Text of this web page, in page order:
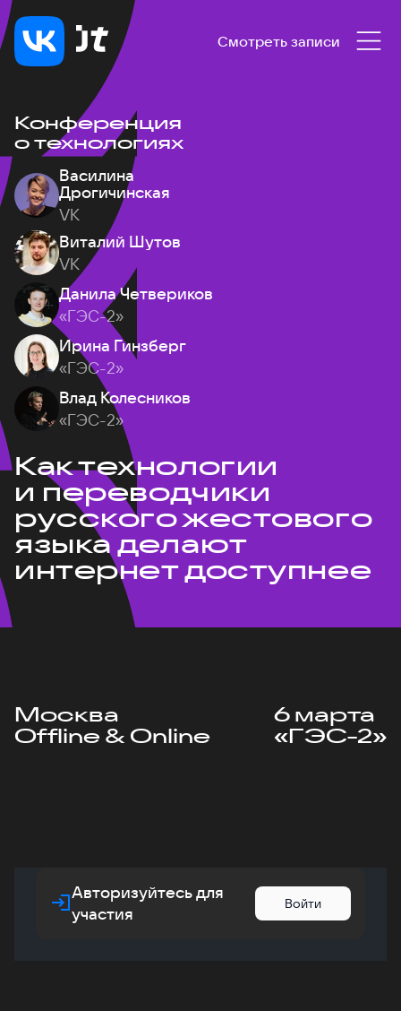
Смотреть записи
Конференция
о технологиях
Василина
Дрогичинская
VK
Виталий Шутов
VK
Данила Четвериков
«ГЭС-2»
Ирина Гинзберг
«ГЭС-2»
Влад Колесников
«ГЭС-2»
Как технологии
и переводчики
русского жестового
языка делают
интернет доступнее
Москва
Offline & Online
6 марта
«ГЭС-2»
Авторизуйтесь для
участия
Войти